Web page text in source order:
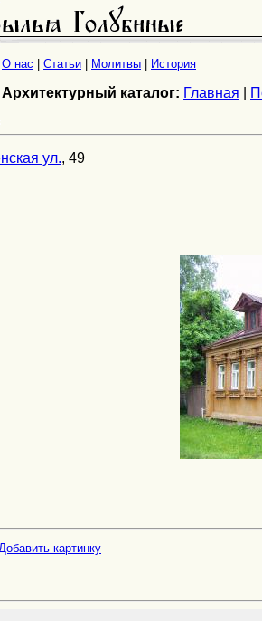
О нас Статьи Молитвы История
Архитектурный каталог: Главная
ул., 49
картинку